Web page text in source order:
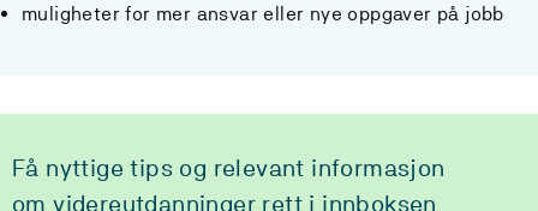
muligheter for mer ansvar eller nye oppgaver på jobb
Få nyttige tips og relevant informasjon
om videreutdanninger rett i innboksen